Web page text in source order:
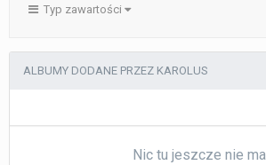
Typ zawartości
ALBUMY DODANE PRZEZ KAROLUS
Nic tu jeszcze nie ma